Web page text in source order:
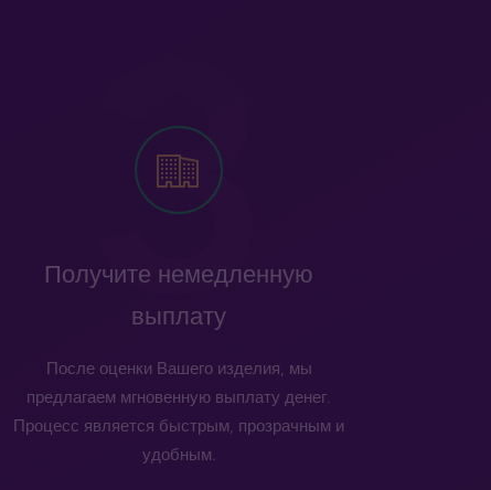
Получите немедленную
выплату
После оценки Вашего изделия, мы
предлагаем мгновенную выплату денег.
Процесс является быстрым, прозрачным и
удобным.